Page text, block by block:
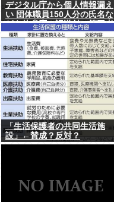
デジタル庁から個人情報漏え
い 団体職員150人分の氏名な
どを他省庁へ誤送付、第三者
に転送なし
「生活保護者の共同生活施
設」←賛成？反対？